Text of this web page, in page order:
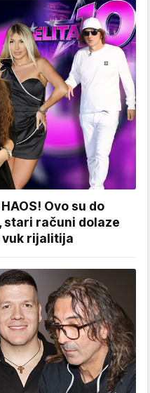
Ovo su do
stari računi dolaze
vuk rijalitija